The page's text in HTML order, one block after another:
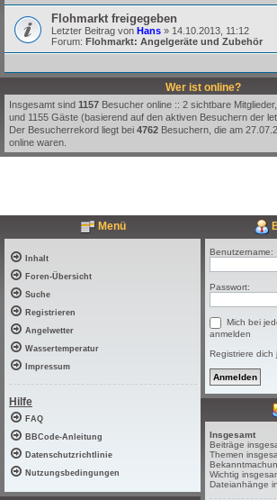
Flohmarkt freigegeben
Letzter Beitrag von Hans » 14.10.2013, 11:12
Forum: Flohmarkt: Angelgeräte und Zubehör
Wer ist online?
Insgesamt sind 1157 Besucher online :: 2 sichtbare
und 1155 Gäste (basierend auf den aktiven Besuchern der
Der Besucherrekord liegt bei 4762 Besuchern, die am
online waren.
Menü
Inhalt
Foren-Übersicht
Suche
Registrieren
Angelwetter
Wassertemperatur
Impressum
Hilfe
FAQ
BBCode-Anleitung
Datenschutzrichtlinie
Nutzungsbedingungen
Benutzername:
Passwort:
Mich bei
anmelden
Registriere dich
Insgesamt
Beiträge
Themen
Wichtig
Dateianhänge